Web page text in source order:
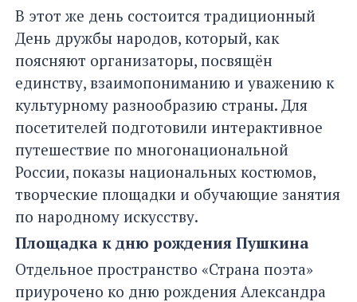
В этот же день состоится традиционный
День дружбы народов, который, как
поясняют организаторы, посвящён
единству, взаимопониманию и уважению к
культурному разнообразию страны. Для
посетителей подготовили интерактивное
путешествие по многонациональной
России, показы национальных костюмов,
творческие площадки и обучающие занятия
по народному искусству.
Площадка к дню рождения Пушкина
Отдельное пространство «Страна поэта»
приурочено ко дню рождения Александра